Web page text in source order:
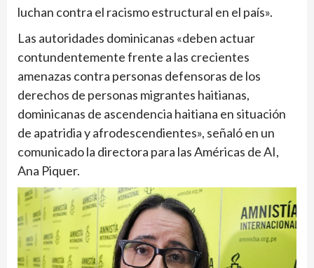
luchan contra el racismo estructural en el país».
Las autoridades dominicanas «deben actuar
contundentemente frente a las crecientes
amenazas contra personas defensoras de los
derechos de personas migrantes haitianas,
dominicanas de ascendencia haitiana en situación
de apatridia y afrodescendientes», señaló en un
comunicado la directora para las Américas de AI,
Ana Piquer.